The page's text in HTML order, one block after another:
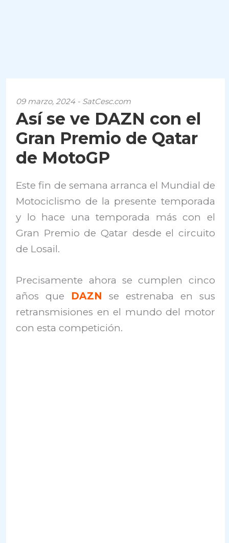
09 marzo, 2024 - SatCesc.com
Así se ve DAZN con el
Gran Premio de Qatar
de MotoGP
Este fin de semana arranca el Mundial de
Motociclismo de la presente temporada
y lo hace una temporada más con el
Gran Premio de Qatar desde el circuito
de Losail.
Precisamente ahora se cumplen cinco
años que DAZN se estrenaba en sus
retransmisiones en el mundo del motor
con esta competición.